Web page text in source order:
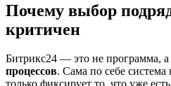
Почему выбор
критичен
Битрикс24 — это не программа, а
процессов. Сама по себе